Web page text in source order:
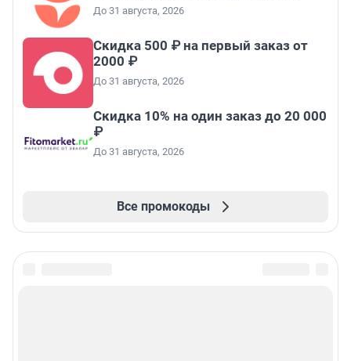
До 31 августа, 2026
Скидка 500 ₽ на первый заказ от
2000 ₽
До 31 августа, 2026
Скидка 10% на один заказ до 20 000
₽
До 31 августа, 2026
Все промокоды